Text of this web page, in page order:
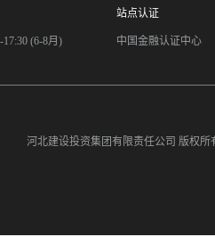
17:30 (6-8月)
站点认证
中国金融认证中心
河北建设投资集团有限责任公司 版权所